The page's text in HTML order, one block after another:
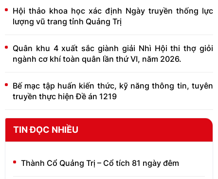
Hội thảo khoa học xác định Ngày truyền thống lực
lượng vũ trang tỉnh Quảng Trị
Quân khu 4 xuất sắc giành giải Nhì Hội thi thợ giỏi
ngành cơ khí toàn quân lần thứ VI, năm 2026.
Bế mạc tập huấn kiến thức, kỹ năng thông tin, tuyên
truyền thực hiện Đề án 1219
TIN ĐỌC NHIỀU
Thành Cổ Quảng Trị – Cổ tích 81 ngày đêm